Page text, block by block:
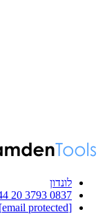
לונדון
20 3793 0837‬
[email protected]